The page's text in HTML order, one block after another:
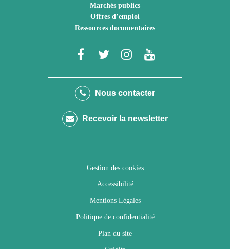
Marchés publics
Offres d’emploi
Ressources documentaires
Lien
le
Facebook
Lien
le
Twitter
Lien
le
Instagram
Youtube
Nous contacter
Recevoir la newsletter
Gestion des cookies
Accessibilité
Mentions Légales
Politique de confidentialité
Plan du site